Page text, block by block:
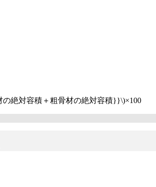
絶対容積＋粗骨材の絶対容積}}\)×100